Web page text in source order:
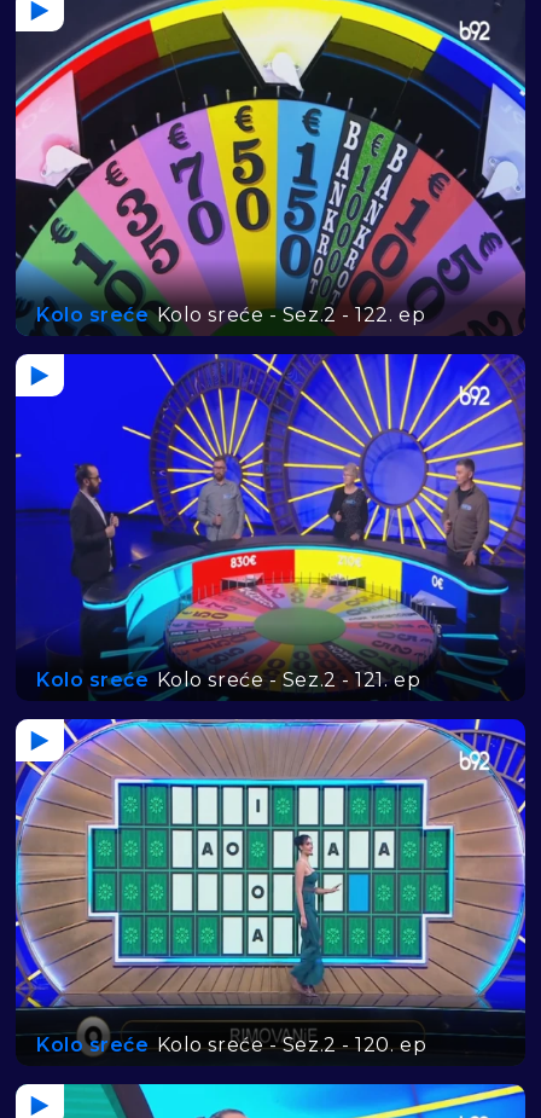
Pravila kviza možete pročitatiovde.
Kontakti za prijavu:
SMS, WHATSAPP, VIBER:
0653056029
e-mejl: kolo.srece@emotion.rs
Kolo sreće Kolo sreće - Sez.2 - 122. ep
Kolo sreće Kolo sreće - Sez.2 - 121. ep
Kolo sreće Kolo sreće - Sez.2 - 120. ep